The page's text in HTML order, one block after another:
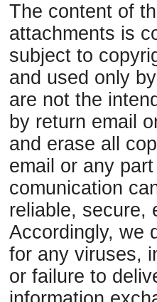
The content of
attachments is
subject to
and used only
are not the
by return email
and erase all
email or any
comunication
reliable, secure,
Accordingly, we
for any viruses,
or failure to